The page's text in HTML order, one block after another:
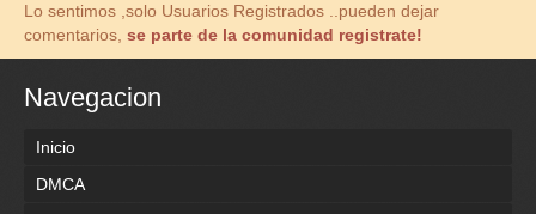
Lo sentimos ,solo Usuarios Registrados ..pueden dejar
comentarios, se parte de la comunidad registrate!
Navegacion
Inicio
DMCA